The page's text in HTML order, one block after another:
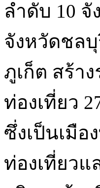
ลำดับ 10 จั
จังหวัดชล
ภูเก็ต สร้า
ท่องเที่ยว
ซึ่งเป็นเมือ
ท่องเที่ยวแ